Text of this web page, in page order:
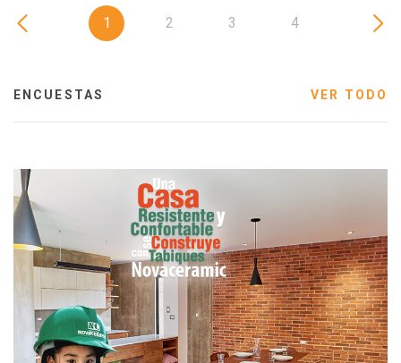
1 2 3 4
ENCUESTAS VER TODO